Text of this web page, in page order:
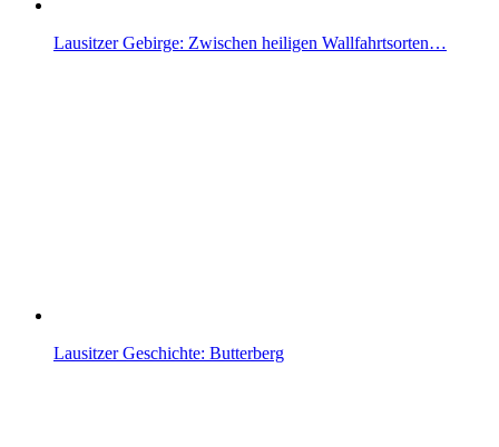
Lausitzer Gebirge: Zwischen heiligen Wallfahrtsorten…
Lausitzer Geschichte: Butterberg